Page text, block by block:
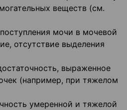
веществ (см.
мочи в мочевой
отсутствие выделения
выраженное
(например, при тяжелом
умеренной и тяжелой